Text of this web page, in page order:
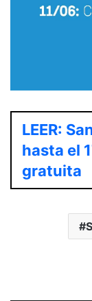
LEER:
hasta el
gratuita